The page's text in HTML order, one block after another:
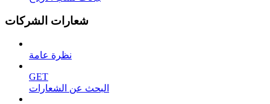
شعارات الشركات
نظرة عامة
GET
البحث عن الشعارات